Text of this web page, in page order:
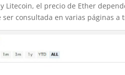
Litecoin, el precio de Ether
consultada en varias páginas a